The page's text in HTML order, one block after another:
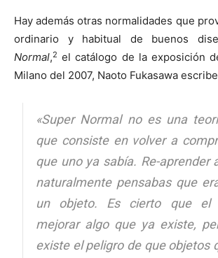
Hay además otras normalidades que
ordinario y habitual de buenos
Normal,2 el catálogo de la exposición
Milano del 2007, Naoto Fukasawa
«Super Normal no es una
que consiste en volver a
que uno ya sabía. Re-aprender
naturalmente pensabas que
un objeto. Es cierto que el
mejorar algo que ya existe,
existe el peligro de que objetos